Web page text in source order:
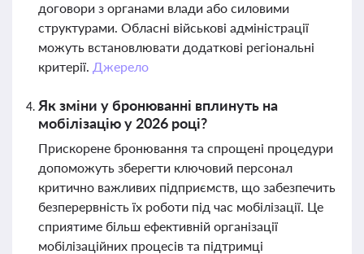
договори з органами влади або силовими
структурами. Обласні військові адміністрації
можуть встановлювати додаткові регіональні
критерії. Джерело
Як зміни у бронюванні вплинуть на
мобілізацію у 2026 році?
Прискорене бронювання та спрощені процедури
допоможуть зберегти ключовий персонал
критично важливих підприємств, що забезпечить
безперервність їх роботи під час мобілізації. Це
сприятиме більш ефективній організації
мобілізаційних процесів та підтримці